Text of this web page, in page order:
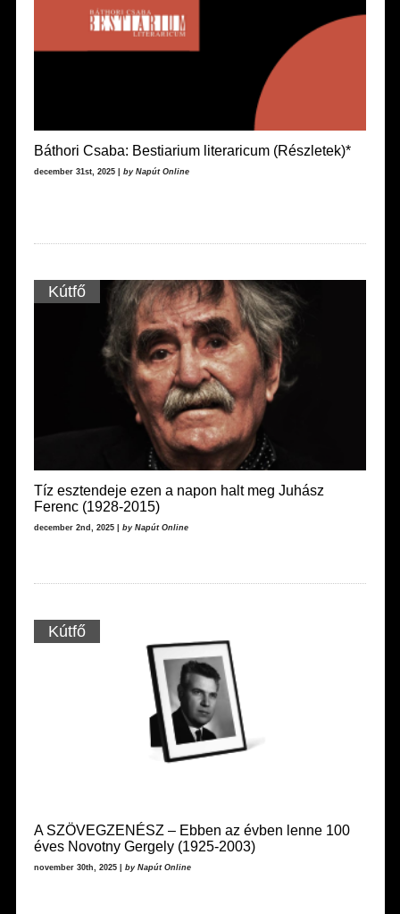
Báthori Csaba: Bestiarium literaricum (Részletek)*
december 31st, 2025 | by Napút Online
Kútfő
Tíz esztendeje ezen a napon halt meg Juhász
Ferenc (1928-2015)
december 2nd, 2025 | by Napút Online
Kútfő
A SZÖVEGZENÉSZ – Ebben az évben lenne 100
éves Novotny Gergely (1925-2003)
november 30th, 2025 | by Napút Online